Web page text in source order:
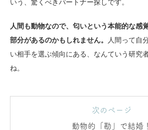
いう、驚くべきパートナー探しです。
人間も動物なので、匂いという本能的な感
部分があるのかもしれません。
人間って自
い相手を選ぶ傾向にある、なんていう研究
ね。
次のページ
動物的「勘」で結婚！